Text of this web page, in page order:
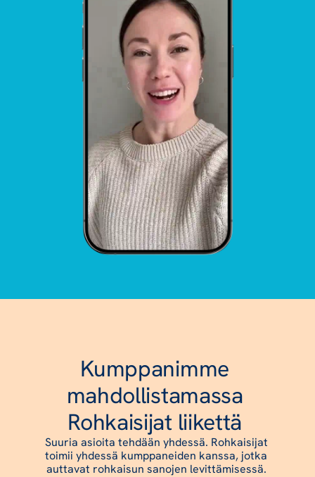
Kumppanimme
mahdollistamassa
Rohkaisijat liikettä
Suuria asioita tehdään yhdessä. Rohkaisijat
toimii yhdessä kumppaneiden kanssa, jotka
auttavat rohkaisun sanojen levittämisessä.